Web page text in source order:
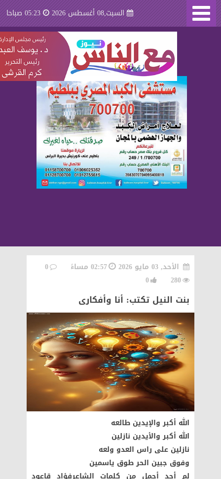
السبت,08 أغسطس 2026 05:23 صباحا
الأحد, 03 مايو 2026 02:57 مساءً
0
280
0
بنت النيل تكتب: أنا وأفكارى
الله أكبر والإيدين طالعه
الله أكبر والأيدين نازلين
نازلين على راس العدو ولعه
وفوق جبين الحر طوق ياسمين